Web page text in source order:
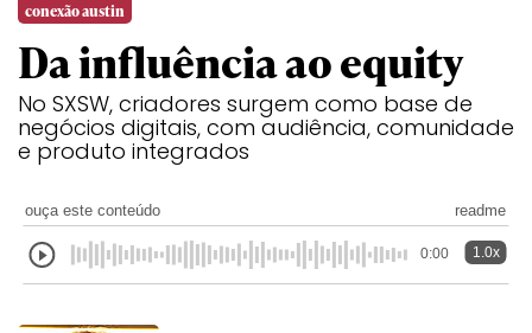
conexão austin
Da influência ao equity
No SXSW, criadores surgem como base de
negócios digitais, com audiência, comunidade
e produto integrados
ouça este conteúdo readme
0:00 1.0x